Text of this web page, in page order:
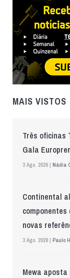
MAIS VISTOS
Três oficinas
Gala
3 Ago. 2026 | Nádia
Continental
componentes
novas
3 Ago. 2026 | Paulo
Mewa aposta